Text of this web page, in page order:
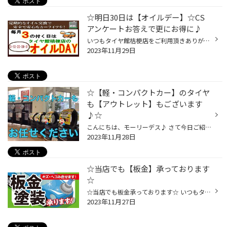
☆明日30日は【オイルデー】☆CS
アンケートお答えで更にお得に♪
いつもタイヤ館桔梗店をご利用頂きありがとうございます٩( 'ω' )و 明日30日はオイルデーとなります('ω')ノ☆ 当店でのオイル交換は ・ドレンパッキンを毎回新品に交換(一部車両除く) オイル交換の際、ドレンボルトのパッキンも 交換のたびに力がかかり劣化してしまいます そのままだとオイル漏れが生...
2023年11月29日
☆【軽・コンパクトカー】のタイヤ
も【アウトレット】もございます
♪☆
こんにちは、モーリーデス♪ さて今日ご紹介したいのは 【軽・コンパクトカー】のタイヤもタイヤ館へお任せください♪です タイヤ館で取り扱いのあるタイヤは色々ございます∩^ω^∩ 走行音の静かなタイヤ(静粛性)や雨の日に強く、長持ち♪ 低燃費性ももちろん兼ね備えております♪ そして【お買得タイヤ】...
2023年11月28日
☆当店でも【板金】承っております
☆
☆当店でも板金承っております☆ いつもタイヤ館桔梗店をご利用頂きありがとうございます∩^ω^∩ タイヤ館＝タイヤのみと思われている方もいらっしゃるのでは？！ そんなことはありません。 おクルマのこと何でもお気軽にご相談ください!(^^)! 例えば鈑金作業 一瞬の不注意での事故や、ぶつけられて出来...
2023年11月27日